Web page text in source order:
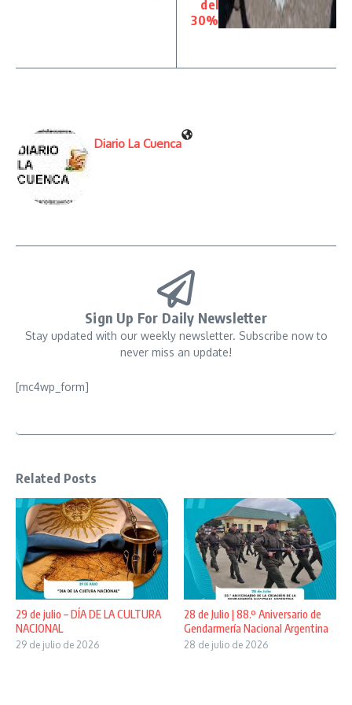
del
30%
Diario La Cuenca
Sign Up For Daily Newsletter
Stay updated with our weekly newsletter. Subscribe now to
never miss an update!
[mc4wp_form]
Related Posts
29 de julio – DÍA DE LA CULTURA
NACIONAL
29 de julio de 2026
28 de Julio | 88.º Aniversario de
Gendarmería Nacional Argentina
28 de julio de 2026